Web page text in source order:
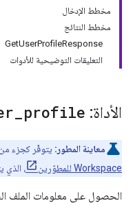
مخطط الإدخال
مخطط النتائج
GetUserProfileResponse
التعليقات التوضيحية للأدوات
الأداة: profile
معاينة المطور: يتوفّر كجزء من
Workspace للمطوّرين
، الذي
الحصول على معلومات الملف